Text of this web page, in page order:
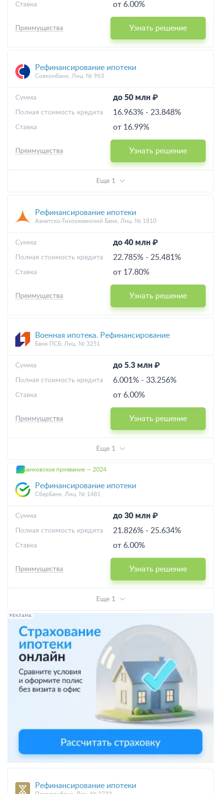
от 6.00%
Ставка
Узнать решение
Преимущества
Рефинансирование ипотеки
Совкомбанк, Лиц. № 963
до 50 млн ₽
Cумма
16.963% - 23.848%
Полная стоимость кредита
от 16.99%
Ставка
Узнать решение
Преимущества
Еще 1
Рефинансирование ипотеки
Азиатско-Тихоокеанский Банк, Лиц. № 1810
до 40 млн ₽
Cумма
22.785% - 25.481%
Полная стоимость кредита
от 17.80%
Ставка
Узнать решение
Преимущества
Военная ипотека. Рефинансирование
Банк ПСБ, Лиц. № 3251
до 5.3 млн ₽
Cумма
6.001% - 33.256%
Полная стоимость кредита
от 6.00%
Ставка
Узнать решение
Преимущества
Еще 1
Банковское призвание — 2024
Рефинансирование ипотеки
СберБанк, Лиц. № 1481
до 30 млн ₽
Cумма
21.826% - 25.634%
Полная стоимость кредита
от 6.00%
Ставка
Узнать решение
Преимущества
Еще 1
РЕКЛАМА
Рефинансирование ипотеки